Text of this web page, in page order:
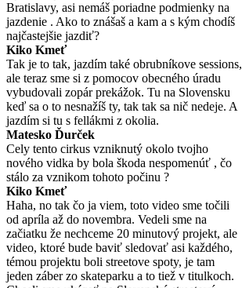
Bratislavy, asi nemáš poriadne podmienky na
jazdenie . Ako to znášaš a kam a s kým chodíš
najčastejšie jazdiť?
Kiko Kmeť
Tak je to tak, jazdím také obrubníkove sessions,
ale teraz sme si z pomocov obecného úradu
vybudovali zopár prekážok. Tu na Slovensku
keď sa o to nesnažíš ty, tak tak sa nič nedeje. A
jazdím si tu s fellákmi z okolia.
Matesko Ďurček
Cely tento cirkus vzniknutý okolo tvojho
nového vidka by bola škoda nespomenúť , čo
stálo za vznikom tohoto počinu ?
Kiko Kmeť
Haha, no tak čo ja viem, toto video sme točili
od apríla až do novembra. Vedeli sme na
začiatku že nechceme 20 minutový projekt, ale
video, ktoré bude baviť sledovať asi každého,
témou projektu boli streetove spoty, je tam
jeden záber zo skateparku a to tiež v titulkoch.